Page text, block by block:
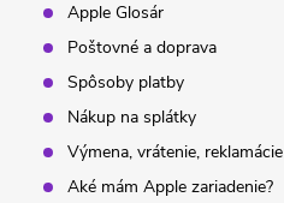
Apple Glosár
Poštovné a doprava
Spôsoby platby
Nákup na splátky
Výmena, vrátenie, reklamácie
Aké mám Apple zariadenie?